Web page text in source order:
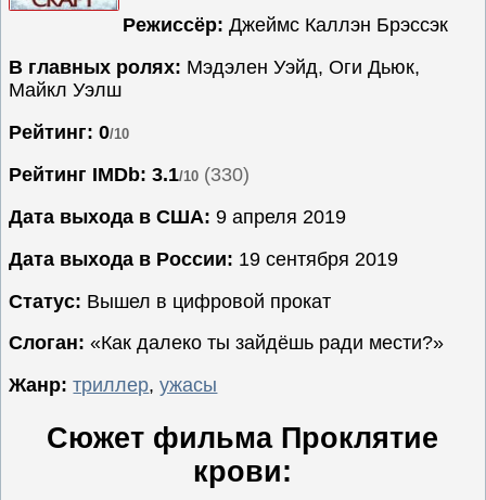
Семейные
Спорт
Триллеры
Фэнтези
Ожидаемые
Новинки
Режиссёр: Джеймс Каллэн Брэссэк
В главных ролях: Мэдэлен Уэйд, Оги Дьюк,
Майкл Уэлш
Рейтинг: 0/10
Рейтинг IMDb: 3.1/10 (330)
Дата выхода в США: 9 апреля 2019
Дата выхода в России: 19 сентября 2019
Статус: Вышел в цифровой прокат
Слоган: «Как далеко ты зайдёшь ради мести?»
Жанр: триллер,ужасы
Сюжет фильма Проклятие
крови: